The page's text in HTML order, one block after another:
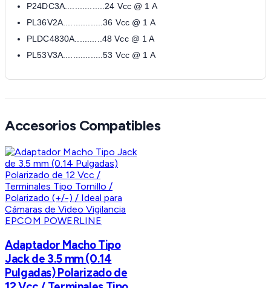
P24DC3A................24 Vcc @ 1 A
PL36V2A................36 Vcc @ 1 A
PLDC4830A...........48 Vcc @ 1 A
PL53V3A................53 Vcc @ 1 A
Accesorios Compatibles
EPCOM POWERLINE
Adaptador Macho Tipo
Jack de 3.5 mm (0.14
Pulgadas) Polarizado de